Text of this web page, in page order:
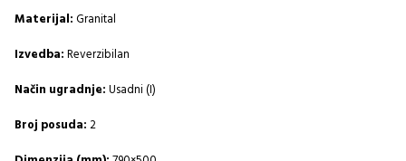
Materijal:Granital
Izvedba:Reverzibilan
Način ugradnje:Usadni (I)
Broj posuda:2